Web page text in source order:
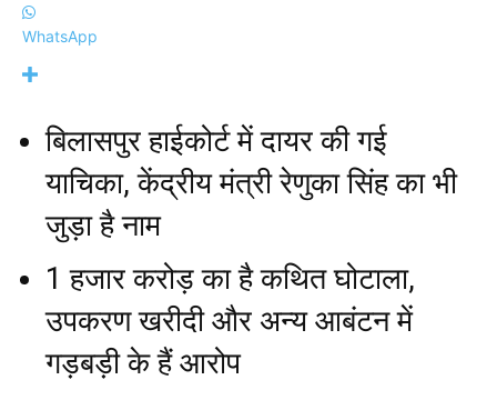
WhatsApp
बिलासपुर हाईकोर्ट में दायर की गई
याचिका, केंद्रीय मंत्री रेणुका सिंह का भी
जुड़ा है नाम
1 हजार करोड़ का है कथित घोटाला,
उपकरण खरीदी और अन्य आबंटन में
गड़बड़ी के हैं आरोप